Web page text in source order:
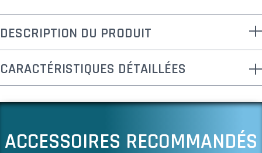
DESCRIPTION DU PRODUIT
CARACTÉRISTIQUES DÉTAILLÉES
ACCESSOIRES RECOMMANDÉS